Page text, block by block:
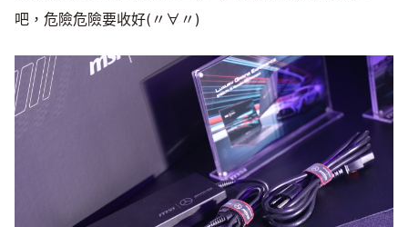
吧，危險危險要收好(〃∀〃)